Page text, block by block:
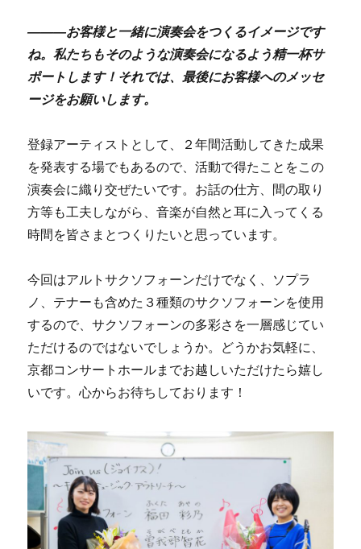
―――お客様と一緒に演奏会をつくるイメージです
ね。私たちもそのような演奏会になるよう精一杯サ
ポートします！それでは、最後にお客様へのメッセ
ージをお願いします。
登録アーティストとして、２年間活動してきた成果
を発表する場でもあるので、活動で得たことをこの
演奏会に織り交ぜたいです。お話の仕方、間の取り
方等も工夫しながら、音楽が自然と耳に入ってくる
時間を皆さまとつくりたいと思っています。
今回はアルトサクソフォーンだけでなく、ソプラ
ノ、テナーも含めた３種類のサクソフォーンを使用
するので、サクソフォーンの多彩さを一層感じてい
ただけるのではないでしょうか。どうかお気軽に、
京都コンサートホールまでお越しいただけたら嬉し
いです。心からお待ちしております！